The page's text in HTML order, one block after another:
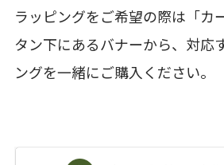
ラッピングをご希望の際は「カ
タン下にあるバナーから、対応
ングを一緒にご購入ください。